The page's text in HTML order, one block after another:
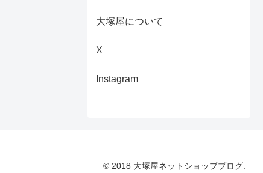
大塚屋について
X
Instagram
© 2018 大塚屋ネットショップブログ.